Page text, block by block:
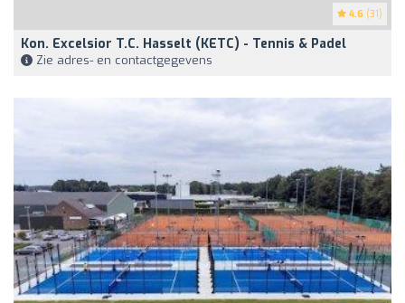
4.6 (31)
Kon. Excelsior T.C. Hasselt (KETC) - Tennis & Padel
Zie adres- en contactgegevens